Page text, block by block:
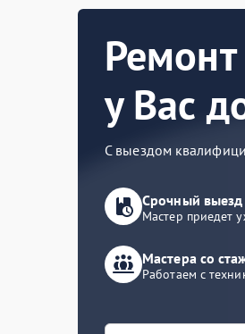
у Вас
С выездом
Срочный выезд
Мастер приедет
Мастера со
Работаем с